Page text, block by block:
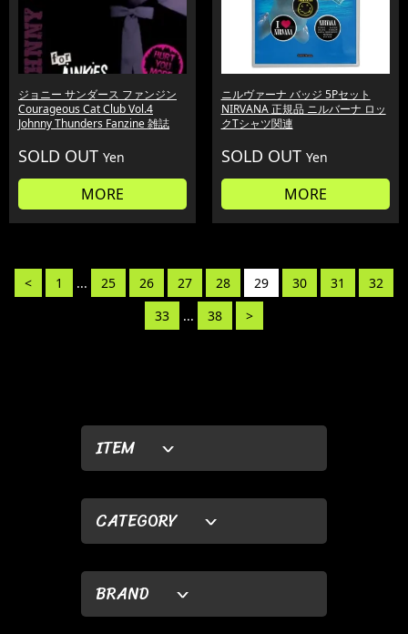
ITEM
CATEGORY
BRAND
ジョニー サンダース ファンジン
Courageous Cat Club Vol.4
Johnny Thunders Fanzine 雑誌
SOLD OUT Yen
MORE
ニルヴァーナ バッジ 5Pセット
NIRVANA 正規品 ニルバーナ ロッ
クTシャツ関連
SOLD OUT Yen
MORE
< 1 ... 25 26 27 28 29 30 31
32
33
... 38 >